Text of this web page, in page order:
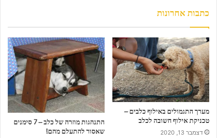
ת
ת
ו
ב
ת
ה
מ
י
י
ל
ש
ל
כתבות אחרונות
מערך התגמולים באילוף כלבים –
טכניקת אילוף חשובה לכלב
דצמבר 13, 2020
התנהגות מוזרה של כלב – 7 סימנים
שאסור להתעלם מהם!